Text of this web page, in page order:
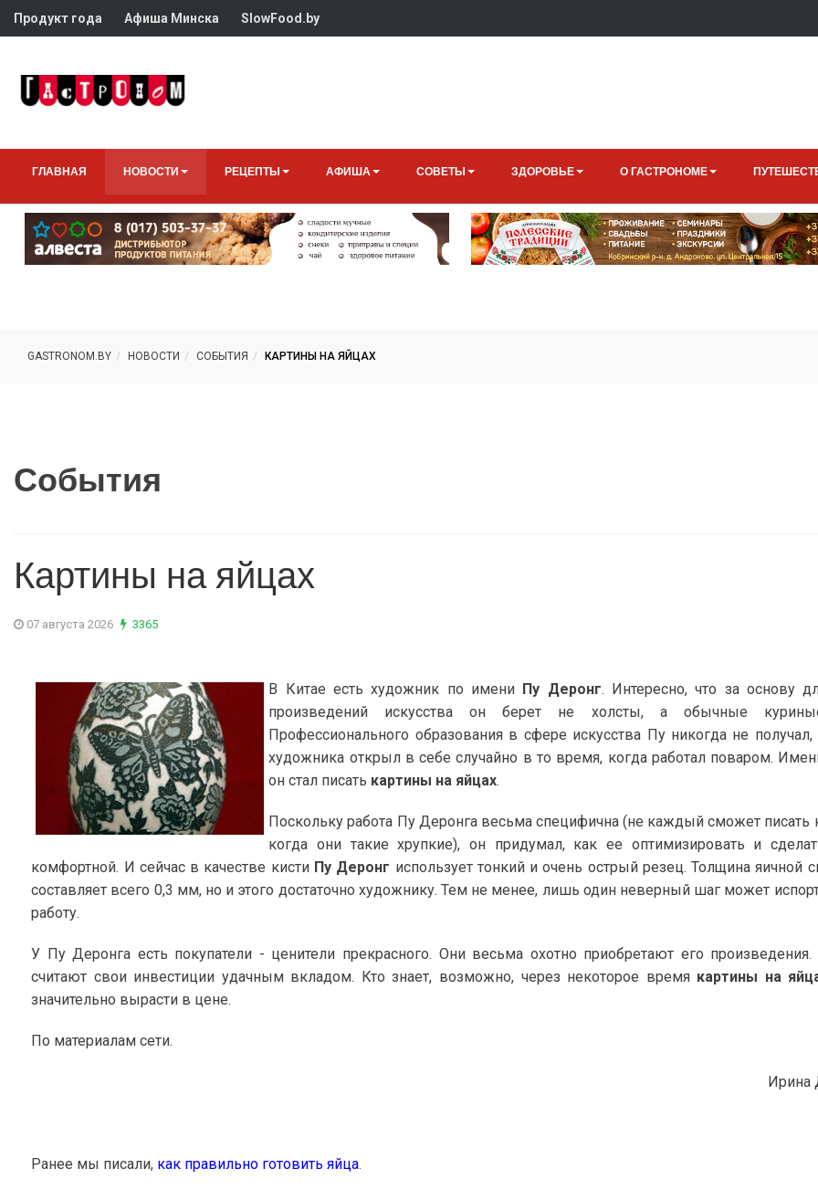
Продукт года Афиша Минска SlowFood.by
ГЛАВНАЯ НОВОСТИ РЕЦЕПТЫ АФИША СОВЕТЫ ЗДОРОВЬЕ О ГАСТРОНОМЕ
GASTRONOM.BY НОВОСТИ СОБЫТИЯ КАРТИНЫ НА ЯЙЦАХ
События
Картины на яйцах
07 августа 2026 3365
В Китае есть художник по имени Пу Деронг. Интересно, что за основу
произведений искусства он берет не холсты, а обычные
Профессионального образования в сфере искусства Пу никогда не получал,
художника открыл в себе случайно в то время, когда работал поваром.
он стал писать картины на яйцах.
Поскольку работа Пу Деронга весьма специфична (не каждый сможет писать
когда они такие хрупкие), он придумал, как ее оптимизировать и
комфортной. И сейчас в качестве кисти Пу Деронг использует тонкий и очень острый резец. Толщина яичной
составляет всего 0,3 мм, но и этого достаточно художнику. Тем не менее, лишь один неверный шаг может
работу.
У Пу Деронга есть покупатели - ценители прекрасного. Они весьма охотно приобретают его
считают свои инвестиции удачным вкладом. Кто знает, возможно, через некоторое время картины на
значительно вырасти в цене.
По материалам сети.
Ирина
Ранее мы писали, как правильно готовить яйца.